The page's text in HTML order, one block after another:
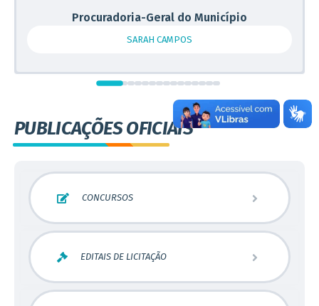
Procuradoria-Geral do Município
SARAH CAMPOS
PUBLICAÇÕES OFICIAIS
CONCURSOS
EDITAIS DE LICITAÇÃO